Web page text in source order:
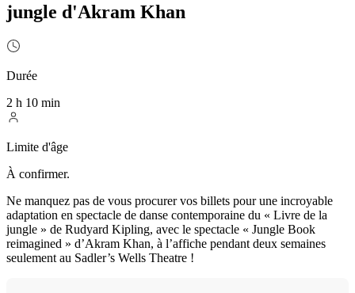
jungle d'Akram Khan
Durée
2 h 10 min
Limite d'âge
À confirmer.
Ne manquez pas de vous procurer vos billets pour une incroyable
adaptation en spectacle de danse contemporaine du « Livre de la
jungle » de Rudyard Kipling, avec le spectacle « Jungle Book
reimagined » d’Akram Khan, à l’affiche pendant deux semaines
seulement au Sadler’s Wells Theatre !